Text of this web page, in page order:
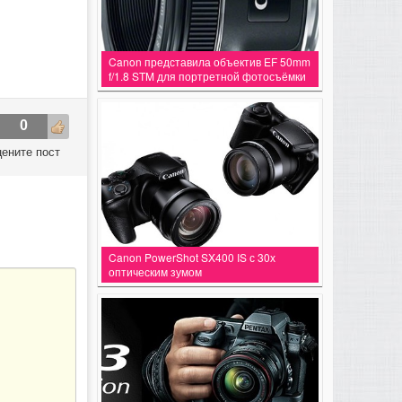
0
пост
Canon представила объектив EF 50mm
f/1.8 STM для портретной фотосъёмки
Canon PowerShot SX400 IS с 30х
оптическим зумом